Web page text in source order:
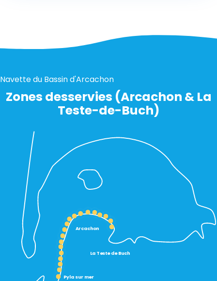
Navette du Bassin d'Arcachon
Zones desservies (Arcachon & La
Teste-de-Buch)
Arcachon
Pyla sur mer
La Teste de Buch